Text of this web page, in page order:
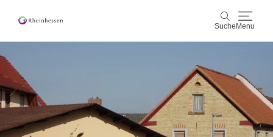
Suche Menu
Suche
Aktiv & Natur
Kultur & Städte